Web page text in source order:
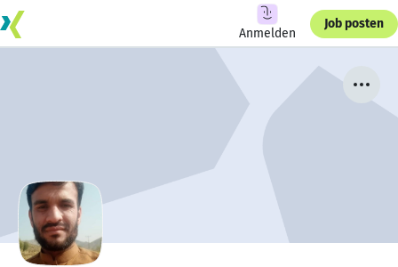
Anmelden
Job posten